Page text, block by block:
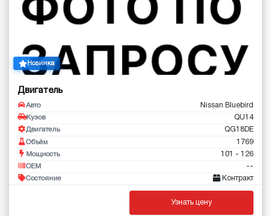
Новинка
Двигатель
Авто Nissan Bluebird
Кузов QU14
Двигатель QG18DE
Объём 1769
Мощность 101 - 126
OEM --
Состояние Контракт
Узнать цену